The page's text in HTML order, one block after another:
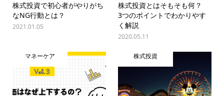
株式投資で初心者がやりがち
なNG行動とは？
2021.01.05
株式投資とはそもそも何？
3つのポイントでわかりやす
く解説
2020.05.11
マネーケア 株式投資